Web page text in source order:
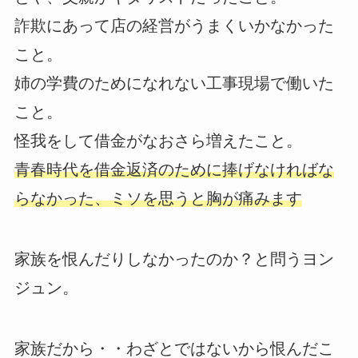
詐欺にあって店の経営がうまくいかなかった
こと。
姉の学費のためになれない工事現場で働いた
こと。
怪我をして借金がなおさら増えたこと。
青春時代を借金返済のために捧げなければな
らなかった、ミソを思うと胸が痛みます
家族を恨んだりしなかったのか？と問うヨン
ジュン。
家族だから・・わざとではないから恨んだこ